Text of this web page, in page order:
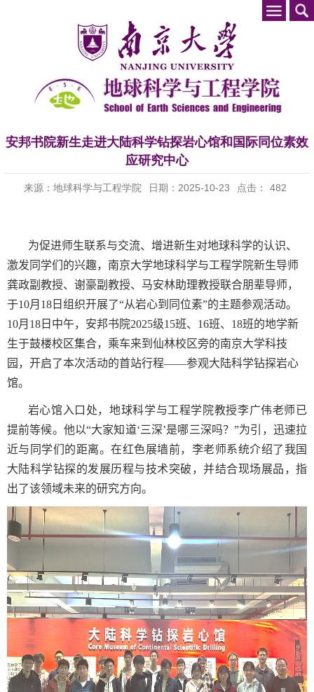
安邦书院新生走进大陆科学钻探岩心馆和国际同位素效
应研究中心
来源：地球科学与工程学院 日期：2025-10-23 点击： 482
为促进师生联系与交流、增进新生对地球科学的认识、
激发同学们的兴趣，南京大学地球科学与工程学院新生导师
龚政副教授、谢豪副教授、马安林助理教授联合朋辈导师，
于10月 18 日组织开展了“从岩心到同位素”的主题参观活动。
10月 18 日中午，安邦书院2025级15班、 16班、 18班的地学新
生于鼓楼校区集合，乘车来到仙林校区旁的南京大学科技
园，开启了本次活动的首站行程——参观大陆科学钻探岩心
馆。
岩心馆入口处，地球科学与工程学院教授李广伟老师已
提前等候。他以“大家知道‘三深’是哪三深吗？”为引，迅速拉
近与同学们的距离。在红色展墙前，李老师系统介绍了我国
大陆科学钻探的发展历程与技术突破，并结合现场展品，指
出了该领域未来的研究方向。